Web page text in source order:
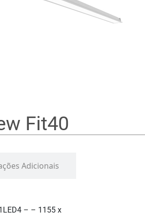
Fit40
Adicionais
– – 1155 x